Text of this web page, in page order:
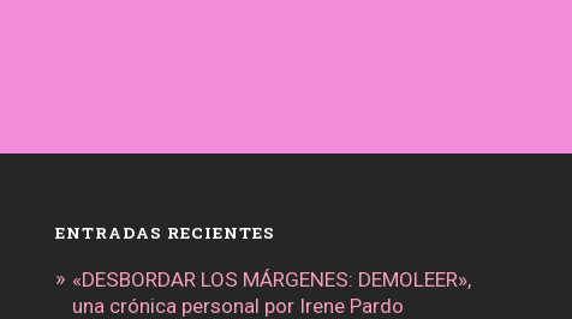
ENTRADAS RECIENTES
«DESBORDAR LOS MÁRGENES: DEMOLEER»,
una crónica personal por Irene Pardo